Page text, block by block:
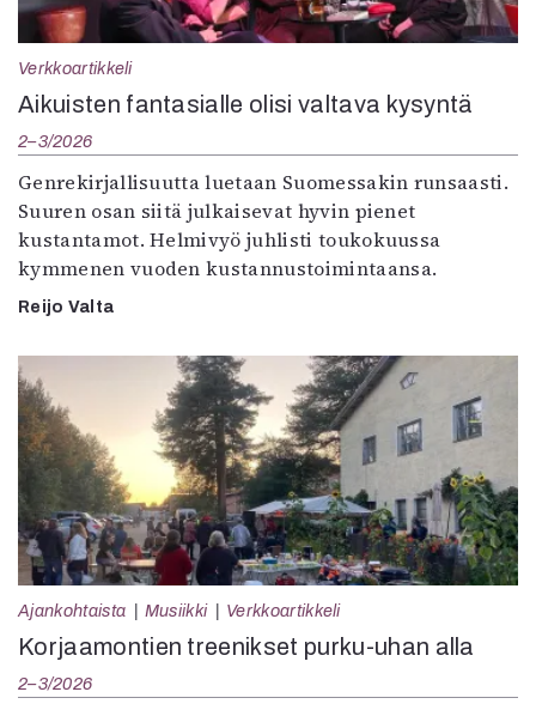
Verkkoartikkeli
Aikuisten fantasialle olisi valtava kysyntä
2–3/2026
Genrekirjallisuutta luetaan Suomessakin runsaasti.
Suuren osan siitä julkaisevat hyvin pienet
kustantamot. Helmivyö juhlisti toukokuussa
kymmenen vuoden kustannustoimintaansa.
Reijo Valta
Ajankohtaista Musiikki Verkkoartikkeli
Korjaamontien treenikset purku-uhan alla
2–3/2026